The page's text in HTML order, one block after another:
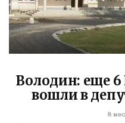
Володин: еще
вошли в
8